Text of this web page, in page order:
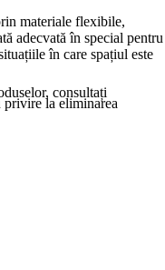
materiale flexibile,
adecvată în special pentru
în care spațiul este
privire la eliminarea
consultați